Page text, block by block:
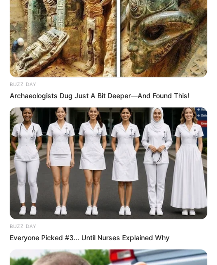
BUZZ DAY
Archaeologists Dug Just A Bit Deeper—And Found This!
BUZZ DAY
Everyone Picked #3... Until Nurses Explained Why